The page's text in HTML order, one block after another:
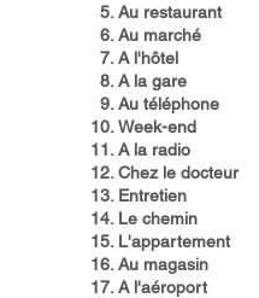
Au restaurant
Au marché
A l'hôtel
A la gare
Au téléphone
Week-end
A la radio
Chez le docteur
Entretien
Le chemin
L'appartement
Au magasin
A l'aéroport